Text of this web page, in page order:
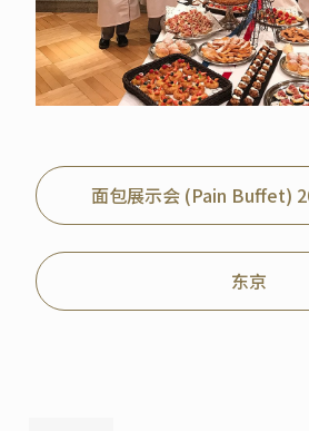
面包展示会 (Pain Buffet)
东京